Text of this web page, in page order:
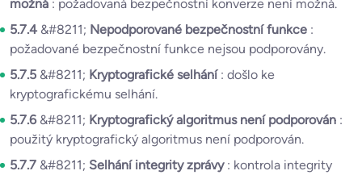
možná : požadovaná bezpečnostní konverze není možná.
5.7.4 &#8211; Nepodporované bezpečnostní funkce :
požadované bezpečnostní funkce nejsou podporovány.
5.7.5 &#8211; Kryptografické selhání : došlo ke
kryptografickému selhání.
5.7.6 &#8211; Kryptografický algoritmus není podporován :
použitý kryptografický algoritmus není podporován.
5.7.7 &#8211; Selhání integrity zprávy : kontrola integrity